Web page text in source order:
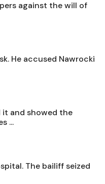
against the will of
He accused Nawrocki
and showed the
...
The bailiff seized